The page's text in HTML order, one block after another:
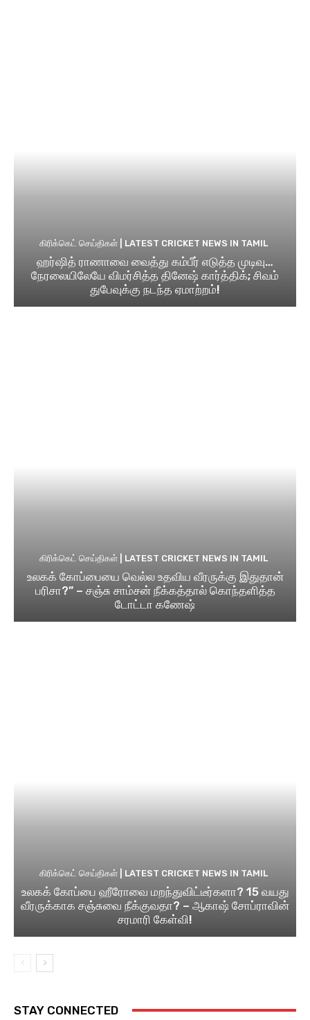
கிரிக்கெட் செய்திகள் | LATEST CRICKET NEWS IN TAMIL
ஹர்ஷித் ராணாவை வைத்து கம்பீர் எடுத்த முடிவு…
நேரலையிலேயே விமர்சித்த தினேஷ் கார்த்திக்; சிவம்
துபேவுக்கு நடந்த ஏமாற்றம்!
கிரிக்கெட் செய்திகள் | LATEST CRICKET NEWS IN TAMIL
உலகக் கோப்பையை வெல்ல உதவிய வீரருக்கு இதுதான்
பரிசா?” – சஞ்சு சாம்சன் நீக்கத்தால் கொந்தளித்த
டோட்டா கணேஷ்
கிரிக்கெட் செய்திகள் | LATEST CRICKET NEWS IN TAMIL
உலகக் கோப்பை ஹீரோவை மறந்துவிட்டீர்களா? 15 வயது
வீரருக்காக சஞ்சுவை நீக்குவதா? – ஆகாஷ் சோப்ராவின்
சரமாரி கேள்வி!
STAY CONNECTED